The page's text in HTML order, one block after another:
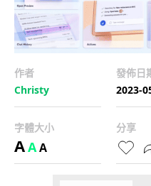
作者
Christy
發佈日
2023-
字體大小
AAA
分享